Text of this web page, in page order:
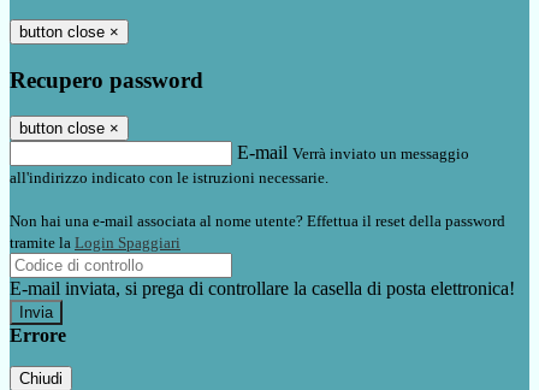
button close ×
Recupero password
button close ×
E-mail Verrà inviato un messaggio
all'indirizzo indicato con le istruzioni necessarie.
Non hai una e-mail associata al nome utente? Effettua il reset della password
tramite la Login Spaggiari
E-mail inviata, si prega di controllare la casella di posta elettronica!
Errore
Chiudi